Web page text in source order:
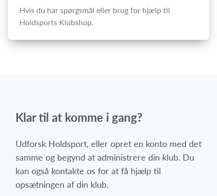
Hvis du har spørgsmål eller brug for hjælp til
Holdsports Klubshop.
Klar til at komme i gang?
Udforsk Holdsport, eller opret en konto med det
samme og begynd at administrere din klub. Du
kan også kontakte os for at få hjælp til
opsætningen af din klub.